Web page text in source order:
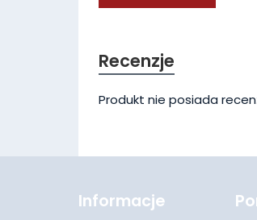
Recenzje
Produkt nie posiada
Informacje